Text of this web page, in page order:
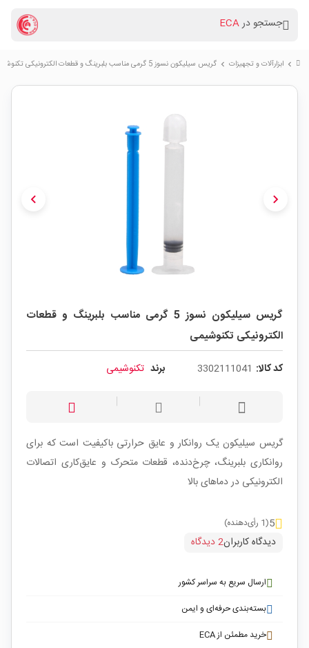
جستجو درECA
chevron_right ابزارآلات و تجهیزات chevron_right گریس سیلیکون نسوز 5 گرمی مناسب بلبرینگ و قطعات الکترونیکی تکنوشیمی
chevron_left chevron_right
گریس سیلیکون نسوز 5 گرمی مناسب بلبرینگ و قطعات
الکترونیکی تکنوشیمی
کد کالا: 3302111041 برند تکنوشیمی
گریس سیلیکون یک روانکار و عایق حرارتی باکیفیت است که برای
روانکاری بلبرینگ، چرخ‌دنده، قطعات متحرک و عایق‌کاری اتصالات
الکترونیکی در دماهای بالا
5(1 رأی‌دهنده)
دیدگاه کاربران2 دیدگاه
ارسال سریع به سراسر کشور
بسته‌بندی حرفه‌ای و ایمن
خرید مطمئن از ECA